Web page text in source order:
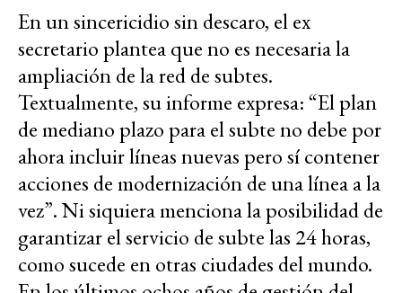
En un sincericidio sin descaro, el ex
secretario plantea que no es necesaria la
ampliación de la red de subtes.
Textualmente, su informe expresa: “El plan
de mediano plazo para el subte no debe por
ahora incluir líneas nuevas pero sí contener
acciones de modernización de una línea a la
vez”. Ni siquiera menciona la posibilidad de
garantizar el servicio de subte las 24 horas,
como sucede en otras ciudades del mundo.